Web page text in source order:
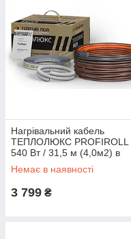
Нагрівальний кабель
ТЕПЛОЛЮКС PROFIROLL
540 Вт / 31,5 м (4,0м2) в
стяжку, тепла підлога
електричний Профі
Немає в наявності
3 799 ₴